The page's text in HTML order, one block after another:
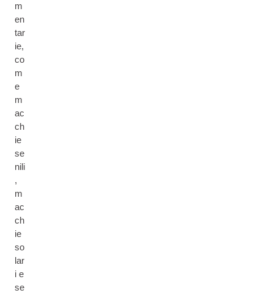
m
en
tar
ie,
co
m
e
m
ac
ch
ie
se
nili
,
m
ac
ch
ie
so
lar
i e
se